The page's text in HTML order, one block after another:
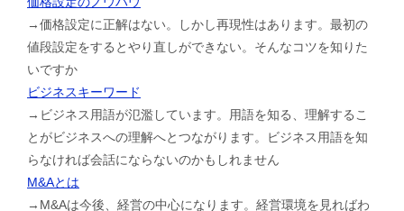
→価格設定に正解はない。しかし再現性はあります。最初の
値段設定をするとやり直しができない。そんなコツを知りた
いですか
ビジネスキーワード
→ビジネス用語が氾濫しています。用語を知る、理解するこ
とがビジネスへの理解へとつながります。ビジネス用語を知
らなければ会話にならないのかもしれません
M&Aとは
→M&Aは今後、経営の中心になります。経営環境を見ればわ